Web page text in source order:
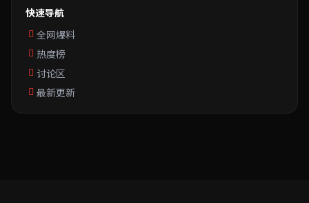
快速导航
全网爆料
热度榜
讨论区
最新更新